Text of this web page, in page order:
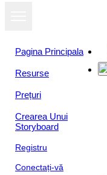
Pagina Principala
Resurse
Prețuri
Crearea Unui
Storyboard
Registru
Conectați-vă
Vizualizați ca
prezentare de